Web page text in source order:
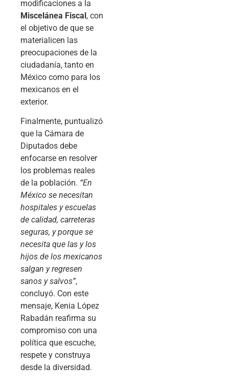
modificaciones a la
Miscelánea Fiscal, con
el objetivo de que se
materialicen las
preocupaciones de la
ciudadanía, tanto en
México como para los
mexicanos en el
exterior.
Finalmente, puntualizó
que la Cámara de
Diputados debe
enfocarse en resolver
los problemas reales
de la población. “En
México se necesitan
hospitales y escuelas
de calidad, carreteras
seguras, y porque se
necesita que las y los
hijos de los mexicanos
salgan y regresen
sanos y salvos”,
concluyó. Con este
mensaje, Kenia López
Rabadán reafirma su
compromiso con una
política que escuche,
respete y construya
desde la diversidad.